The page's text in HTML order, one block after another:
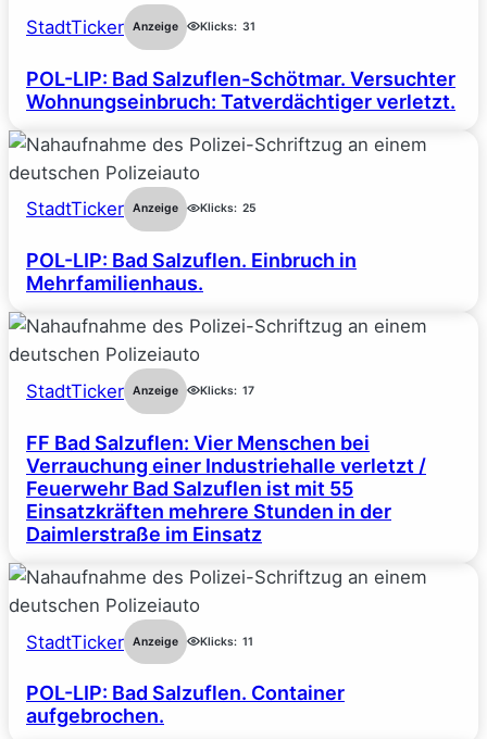
StadtTicker Anzeige Klicks: 31
POL-LIP: Bad Salzuflen-Schötmar. Versuchter
Wohnungseinbruch: Tatverdächtiger verletzt.
StadtTicker Anzeige Klicks: 25
POL-LIP: Bad Salzuflen. Einbruch in
Mehrfamilienhaus.
StadtTicker Anzeige Klicks: 17
FF Bad Salzuflen: Vier Menschen bei
Verrauchung einer Industriehalle verletzt /
Feuerwehr Bad Salzuflen ist mit 55
Einsatzkräften mehrere Stunden in der
Daimlerstraße im Einsatz
StadtTicker Anzeige Klicks: 11
POL-LIP: Bad Salzuflen. Container
aufgebrochen.